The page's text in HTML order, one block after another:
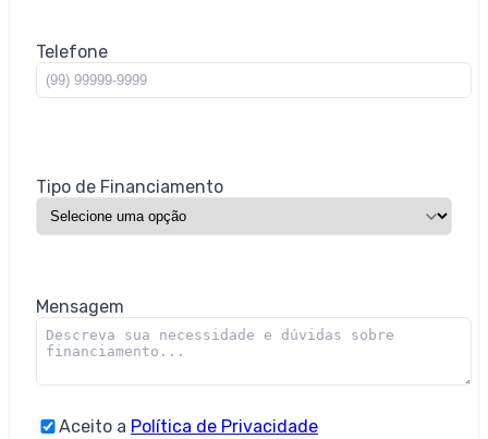
Telefone
Tipo de Financiamento
Mensagem
Aceito a Política de Privacidade